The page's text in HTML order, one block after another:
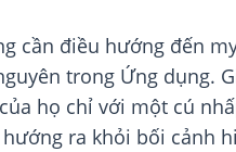
cần điều hướng đến
trong Ứng dụng.
họ chỉ với một cú
ra khỏi bối cảnh